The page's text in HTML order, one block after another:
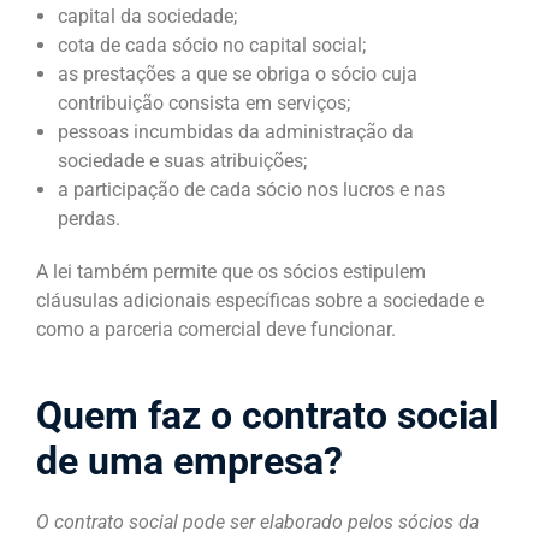
capital da sociedade;
cota de cada sócio no capital social;
as prestações a que se obriga o sócio cuja
contribuição consista em serviços;
pessoas incumbidas da administração da
sociedade e suas atribuições;
a participação de cada sócio nos lucros e nas
perdas.
A lei também permite que os sócios estipulem
cláusulas adicionais específicas sobre a sociedade e
como a parceria comercial deve funcionar.
Quem faz o contrato social
de uma empresa?
O contrato social pode ser elaborado pelos sócios da